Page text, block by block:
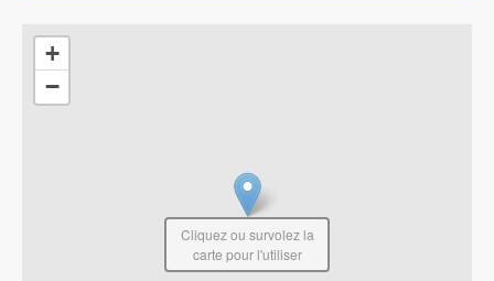
+
−
Cliquez ou survolez la
carte pour l'utiliser